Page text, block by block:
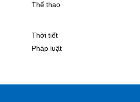
Thể thao
Thời tiết
Pháp luật